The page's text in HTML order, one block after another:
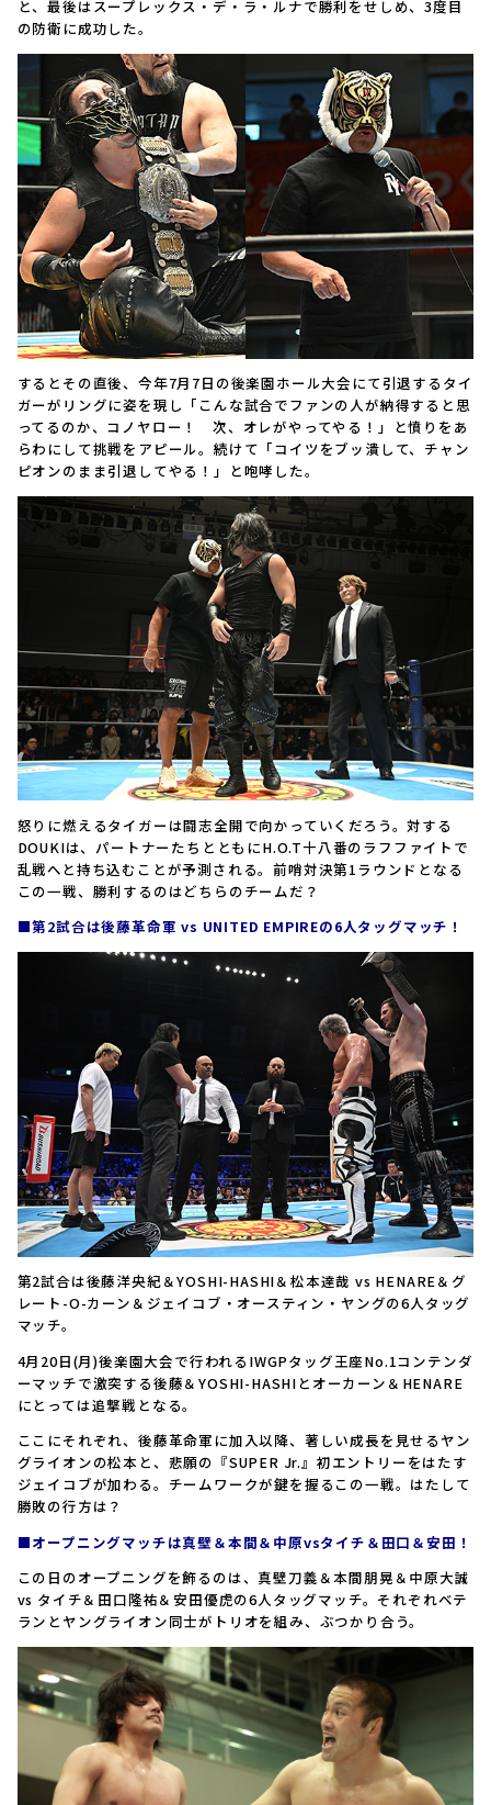
と、最後はスープレックス・デ・ラ・ルナで勝利をせしめ、3度目
の防衛に成功した。
するとその直後、今年7月7日の後楽園ホール大会にて引退するタイ
ガーがリングに姿を現し「こんな試合でファンの人が納得すると思
ってるのか、コノヤロー！ 次、オレがやってやる！」と憤りをあ
らわにして挑戦をアピール。続けて「コイツをブッ潰して、チャン
ピオンのまま引退してやる！」と咆哮した。
怒りに燃えるタイガーは闘志全開で向かっていくだろう。対する
DOUKIは、パートナーたちとともにH.O.T十八番のラフファイトで
乱戦へと持ち込むことが予測される。前哨対決第1ラウンドとなる
この一戦、勝利するのはどちらのチームだ？
■第2試合は後藤革命軍 vs UNITED EMPIREの6人タッグマッチ！
第2試合は後藤洋央紀＆YOSHI-HASHI＆松本達哉 vs HENARE＆グ
レート-O-カーン＆ジェイコブ・オースティン・ヤングの6人タッグ
マッチ。
4月20日(月)後楽園大会で行われるIWGPタッグ王座No.1コンテンダ
ーマッチで激突する後藤＆YOSHI-HASHIとオーカーン＆HENARE
にとっては追撃戦となる。
ここにそれぞれ、後藤革命軍に加入以降、著しい成長を見せるヤン
グライオンの松本と、悲願の『SUPER Jr.』初エントリーをはたす
ジェイコブが加わる。チームワークが鍵を握るこの一戦。はたして
勝敗の行方は？
■オープニングマッチは真壁＆本間＆中原vsタイチ＆田口＆安田！
この日のオープニングを飾るのは、真壁刀義＆本間朋晃＆中原大誠
vs タイチ＆田口隆祐＆安田優虎の6人タッグマッチ。それぞれベテ
ランとヤングライオン同士がトリオを組み、ぶつかり合う。